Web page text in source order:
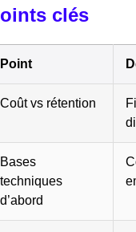
clés
Point
Coût vs rétention
Bases
techniques
d’abord